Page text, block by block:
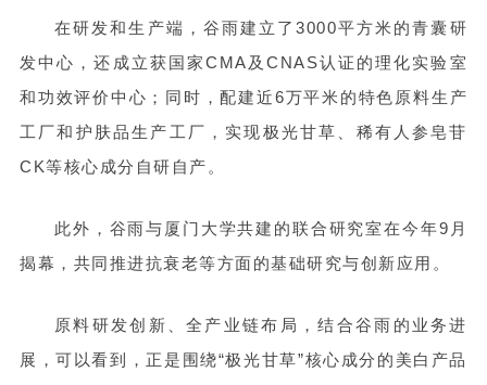
在研发和生产端，谷雨建立了3000平方米的青囊研
发中心，还成立获国家CMA及CNAS认证的理化实验室
和功效评价中心；同时，配建近6万平米的特色原料生产
工厂和护肤品生产工厂，实现极光甘草、稀有人参皂苷
CK等核心成分自研自产。
此外，谷雨与厦门大学共建的联合研究室在今年9月
揭幕，共同推进抗衰老等方面的基础研究与创新应用。
原料研发创新、全产业链布局，结合谷雨的业务进
展，可以看到，正是围绕“极光甘草”核心成分的美白产品